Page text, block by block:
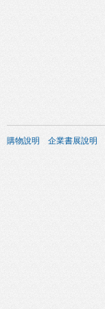
購物說明 企業書展說明